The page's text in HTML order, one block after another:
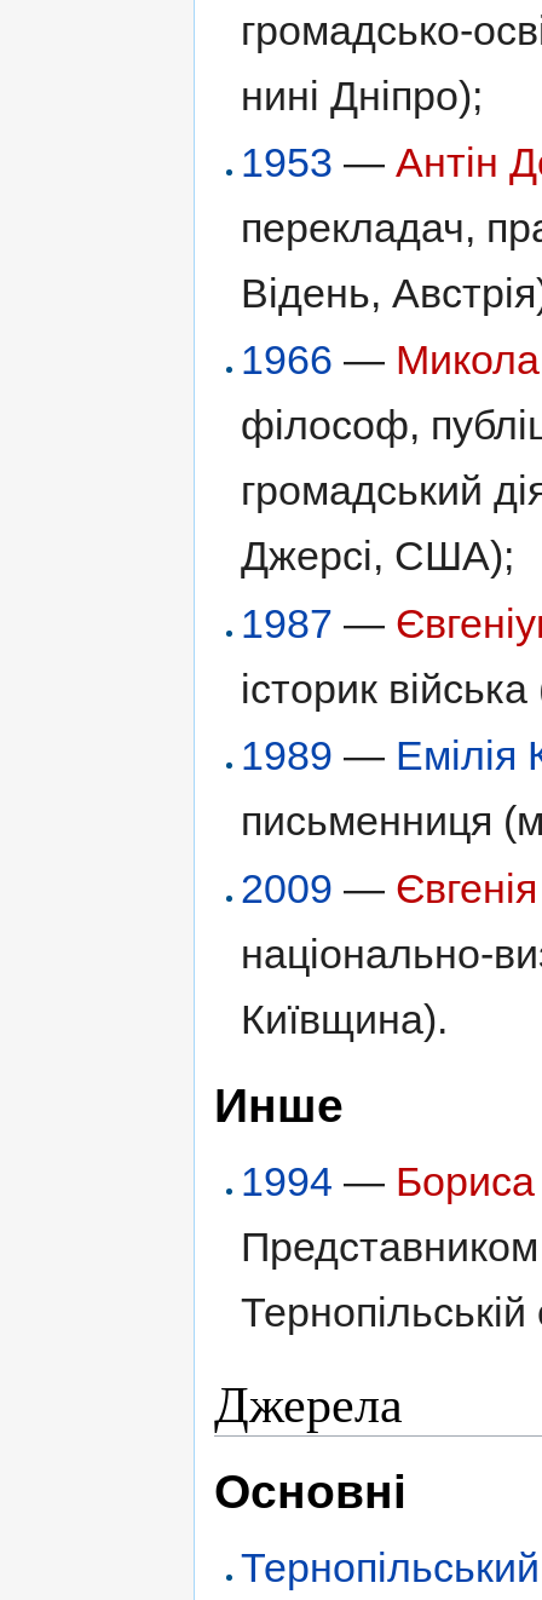
громадсько-
нині Дніпро);
1953 —Антін
перекладач,
Відень,
1966 —
філософ,
громадський
Джерсі, США);
1987 —
історик
1989 — Емілія
письменниця
2009 —
національно-
Київщина).
Инше
1994 —
Джерела
Основні